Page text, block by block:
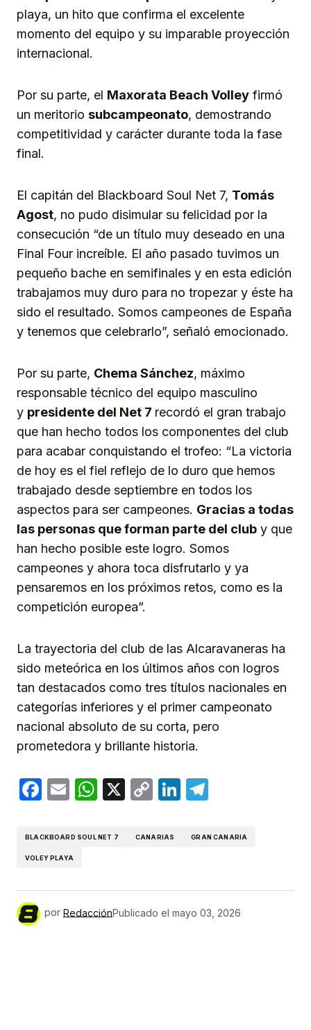
playa, un hito que confirma el excelente
momento del equipo y su imparable proyección
internacional.
Por su parte, el Maxorata Beach Volley firmó
un meritorio subcampeonato, demostrando
competitividad y carácter durante toda la fase
final.
El capitán del Blackboard Soul Net 7, Tomás
Agost, no pudo disimular su felicidad por la
consecución “de un título muy deseado en una
Final Four increíble. El año pasado tuvimos un
pequeño bache en semifinales y en esta edición
trabajamos muy duro para no tropezar y éste ha
sido el resultado. Somos campeones de España
y tenemos que celebrarlo”, señaló emocionado.
Por su parte, Chema Sánchez, máximo
responsable técnico del equipo masculino
y presidente del Net 7 recordó el gran trabajo
que han hecho todos los componentes del club
para acabar conquistando el trofeo: “La victoria
de hoy es el fiel reflejo de lo duro que hemos
trabajado desde septiembre en todos los
aspectos para ser campeones. Gracias a todas
las personas que forman parte del club y que
han hecho posible este logro. Somos
campeones y ahora toca disfrutarlo y ya
pensaremos en los próximos retos, como es la
competición europea”.
La trayectoria del club de las Alcaravaneras ha
sido meteórica en los últimos años con logros
tan destacados como tres títulos nacionales en
categorías inferiores y el primer campeonato
nacional absoluto de su corta, pero
prometedora y brillante historia.
Facebook
EmailWhatsApp
X
CopyLinkedIn
BLACKBOARD SOUL NET 7 CANARIAS GRAN CANARIA
VOLEY PLAYA
por RedacciónPublicado el mayo 03, 2026